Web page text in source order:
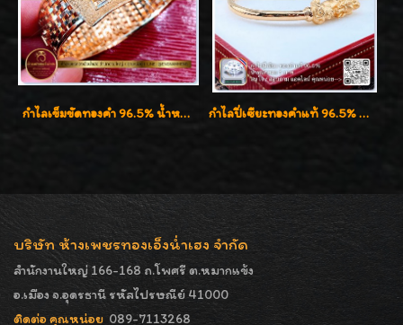
กำไลเข็มขัดทองคำ 96.5% น้ำหนัก 3 บาท หรูหรา สวยมากๆค่ะ กำไลปี่เซียะทองคำแท้ 96.5% น้ำหนัก 1 บาท เสริมโชคลาภ
บริษัท ห้างเพชรทองเอ็งน่ำเฮง จำกัด
สำนักงานใหญ่ 166-168 ถ.โพศรี ต.หมากแข้ง
อ.เมือง จ.อุดรธานี รหัสไปรษณีย์ 41000
ติดต่อ คุณหน่อย 089-7113268